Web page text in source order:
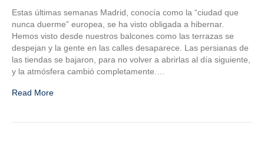
Estas últimas semanas Madrid, conocía como la “ciudad que
nunca duerme” europea, se ha visto obligada a hibernar.
Hemos visto desde nuestros balcones como las terrazas se
despejan y la gente en las calles desaparece. Las persianas de
las tiendas se bajaron, para no volver a abrirlas al día siguiente,
y la atmósfera cambió completamente.…
Read More